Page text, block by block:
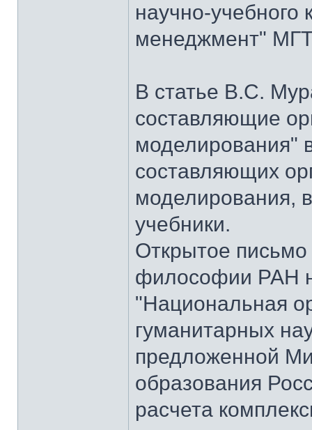
научно-
менеджмент"
В статье В.С.
составляющие
моделирования"
составляющих
моделирования,
учебники.
Открытое письмо
философии РАН
"Национальная
гуманитарных
предложенной
образования
расчета